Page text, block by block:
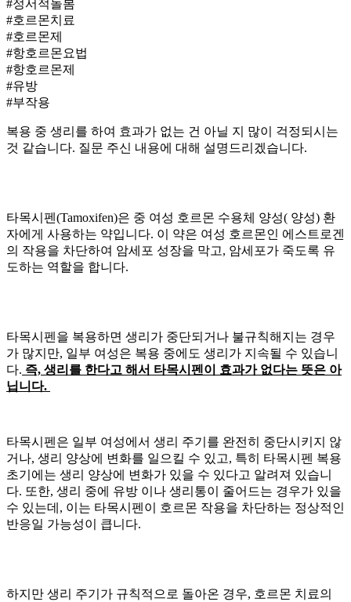
#정서적돌봄
#호르몬치료
#호르몬제
#항호르몬요법
#항호르몬제
#유방
#부작용
복용 중 생리를 하여 효과가 없는 건 아닐 지 많이 걱정되시는
것 같습니다. 질문 주신 내용에 대해 설명드리겠습니다.
타목시펜(Tamoxifen)은 중 여성 호르몬 수용체 양성( 양성) 환
자에게 사용하는 약입니다. 이 약은 여성 호르몬인 에스트로겐
의 작용을 차단하여 암세포 성장을 막고, 암세포가 죽도록 유
도하는 역할을 합니다.
타목시펜을 복용하면 생리가 중단되거나 불규칙해지는 경우
가 많지만, 일부 여성은 복용 중에도 생리가 지속될 수 있습니
다. 즉, 생리를 한다고 해서 타목시펜이 효과가 없다는 뜻은 아
닙니다.
타목시펜은 일부 여성에서 생리 주기를 완전히 중단시키지 않
거나, 생리 양상에 변화를 일으킬 수 있고, 특히 타목시펜 복용
초기에는 생리 양상에 변화가 있을 수 있다고 알려져 있습니
다. 또한, 생리 중에 유방 이나 생리통이 줄어드는 경우가 있을
수 있는데, 이는 타목시펜이 호르몬 작용을 차단하는 정상적인
반응일 가능성이 큽니다.
하지만 생리 주기가 규칙적으로 돌아온 경우, 호르몬 치료의